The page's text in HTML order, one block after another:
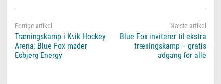
Træningskamp i Kvik Hockey
Arena: Blue Fox møder
Esbjerg Energy
Blue Fox inviterer til ekstra
træningskamp – gratis
adgang for alle